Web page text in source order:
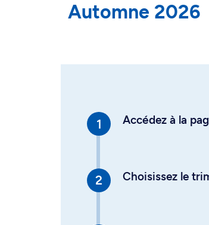
Automne 2026
Accédez à la
Choisissez le